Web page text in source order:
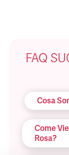
FAQ
Cosa
Come
Rosa?